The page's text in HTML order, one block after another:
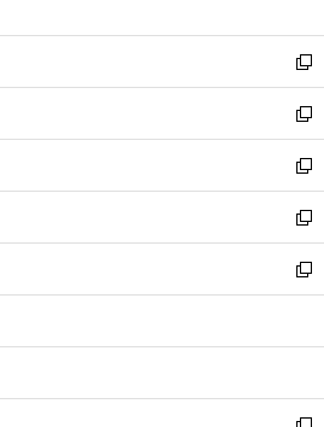
開
く
ウ
で
開
く
ン
ド
ウ
で
開
く
ウ
ィ
ン
ド
ウ
で
開
く
新
し
い
ウ
ィ
ン
ド
ウ
で
開
新
し
い
ウ
ィ
ン
ド
ウ
開
新
し
い
ウ
ィ
ン
ウ
開
新
し
い
ウ
ン
ウ
新
し
ウ
ン